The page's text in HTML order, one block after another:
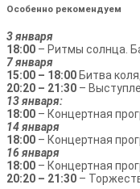
Особенно рекомендуем
3 января
18:00 – Ритмы солнца.
7 января
15:00 – 18:00 Битва
20:20 – 21:30 –
13 января:
18:00 – Концертная
14 января
18:00 – Концертная
16 января
18:00 – Концертная
20:20 – 21:30 –